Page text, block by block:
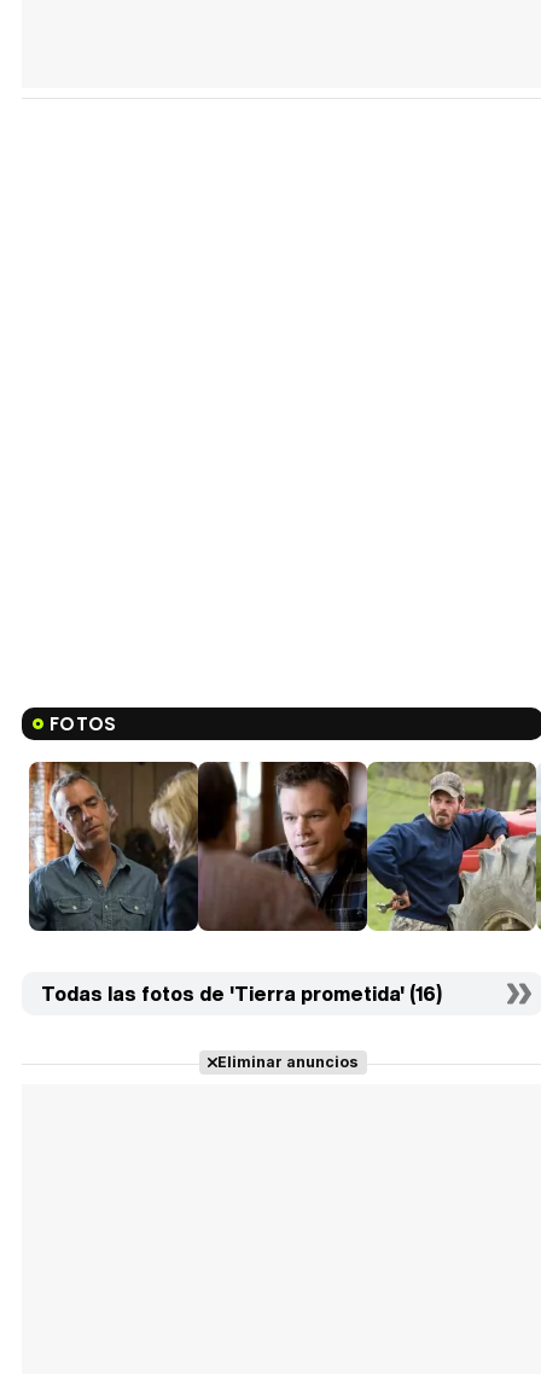
FOTOS
Todas las fotos de 'Tierra prometida' (16)
Eliminar anuncios